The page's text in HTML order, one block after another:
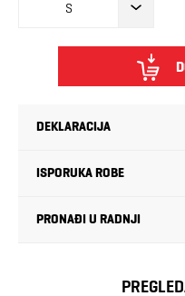
S
DEKLARACIJA
ISPORUKA ROBE
PRONAĐI U RADNJI